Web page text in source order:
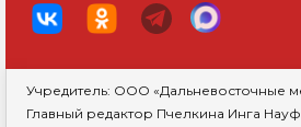
Учредитель: ООО «Дальневосточные
Главный редактор Пчелкина Инга